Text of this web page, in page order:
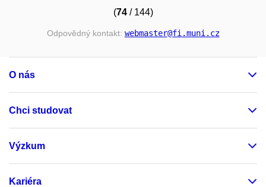
(74/ 144)
Odpovědný kontakt: webmaster@fi.muni.cz
O nás
Chci studovat
Výzkum
Kariéra